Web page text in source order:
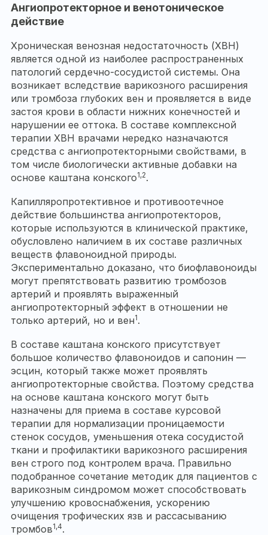
Ангиопротекторное и венотоническое
действие
Хроническая венозная недостаточность (ХВН)
является одной из наиболее распространенных
патологий сердечно-сосудистой системы. Она
возникает вследствие варикозного расширения
или тромбоза глубоких вен и проявляется в виде
застоя крови в области нижних конечностей и
нарушении ее оттока. В составе комплексной
терапии ХВН врачами нередко назначаются
средства с ангиопротекторными свойствами, в
том числе биологически активные добавки на
основе каштана конского1,2.
Капилляропротективное и противоотечное
действие большинства ангиопротекторов,
которые используются в клинической практике,
обусловлено наличием в их составе различных
веществ флавоноидной природы.
Экспериментально доказано, что биофлавоноиды
могут препятствовать развитию тромбозов
артерий и проявлять выраженный
ангиопротекторный эффект в отношении не
только артерий, но и вен1.
В составе каштана конского присутствует
большое количество флавоноидов и сапонин —
эсцин, который также может проявлять
ангиопротекторные свойства. Поэтому средства
на основе каштана конского могут быть
назначены для приема в составе курсовой
терапии для нормализации проницаемости
стенок сосудов, уменьшения отека сосудистой
ткани и профилактики варикозного расширения
вен строго под контролем врача. Правильно
подобранное сочетание методик для пациентов с
варикозным синдромом может способствовать
улучшению кровоснабжения, ускорению
очищения трофических язв и рассасыванию
тромбов1,4.